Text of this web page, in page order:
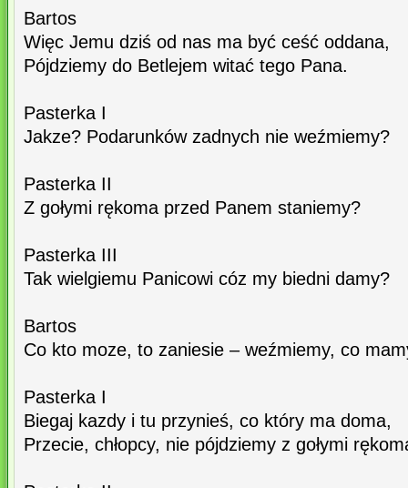
Bartos
Więc Jemu dziś od nas ma być ceść oddana,
Pójdziemy do Betlejem witać tego Pana.
Pasterka I
Jakze? Podarunków zadnych nie weźmiemy?
Pasterka II
Z gołymi rękoma przed Panem staniemy?
Pasterka III
Tak wielgiemu Panicowi cóz my biedni damy?
Bartos
Co kto moze, to zaniesie – weźmiemy, co
Pasterka I
Biegaj kazdy i tu przynieś, co który ma doma,
Przecie, chłopcy, nie pójdziemy z gołymi